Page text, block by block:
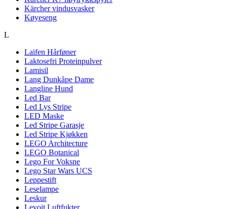
Kärcher vindusvasker
Køyeseng
L
Laifen Hårføner
Laktosefri Proteinpulver
Lamisil
Lang Dunkåpe Dame
Langline Hund
Led Bar
Led Lys Stripe
LED Maske
Led Stripe Garasje
Led Stripe Kjøkken
LEGO Architecture
LEGO Botanical
Lego For Voksne
Lego Star Wars UCS
Leppestift
Leselampe
Leskur
Levoit Luftfukter